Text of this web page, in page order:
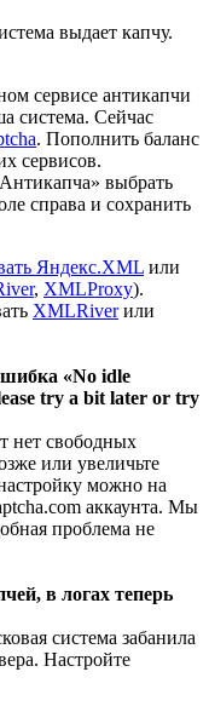
выдает капчу.
сервисе антикапчи
система. Сейчас
. Пополнить баланс
сервисов.
выбрать
справа и сохранить
Яндекс.XML или
, XMLProxy).
XMLRiverили
«No idle
try a bit later or try
нет свободных
или увеличьте
можно на
аккаунта. Мы
проблема не
в логах теперь
система забанила
Настройте